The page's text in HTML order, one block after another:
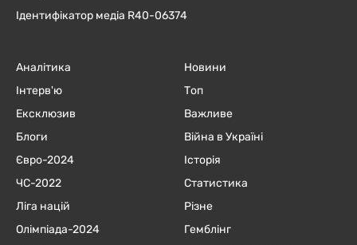
Ідентифікатор медіа R40-06374
Аналітика
Інтерв'ю
Ексклюзив
Блоги
Євро-2024
ЧC-2022
Ліга націй
Олімпіада-2024
Новини
Топ
Важливе
Війна в Україні
Історія
Статистика
Різне
Гемблінг